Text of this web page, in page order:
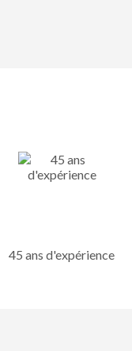
45 ans d'expérience